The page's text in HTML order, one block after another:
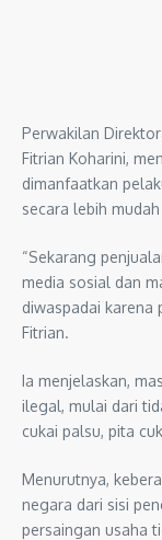
Perwakilan
Fitrian Koharini,
dimanfaatkan
secara lebih
“Sekarang
media sosial dan
diwaspadai karena
Fitrian.
Ia menjelaskan,
ilegal, mulai dari
cukai palsu, pita
Menurutnya,
negara dari sisi
persaingan usaha